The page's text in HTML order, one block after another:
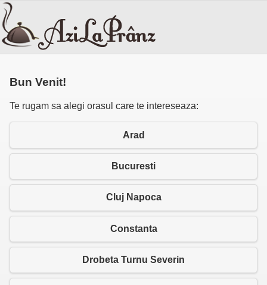
Bun Venit!
Te rugam sa alegi orasul care te intereseaza:
Arad
Bucuresti
Cluj Napoca
Constanta
Drobeta Turnu Severin